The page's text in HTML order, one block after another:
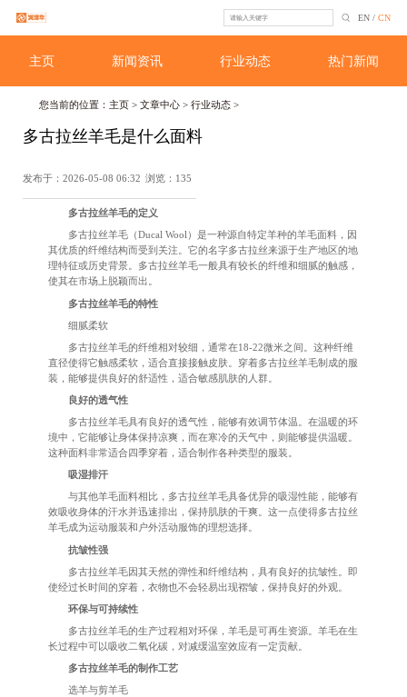
EN /CN
主页 新闻资讯 行业动态 热门新闻
您当前的位置： 主页> 文章中心> 行业动态>
多古拉丝羊毛是什么面料
发布于：2026-05-08 06:32 浏览：135
多古拉丝羊毛的定义
多古拉丝羊毛（Ducal Wool）是一种源自特定羊种的羊毛面料，因
其优质的纤维结构而受到关注。它的名字多古拉丝来源于生产地区的地
理特征或历史背景。多古拉丝羊毛一般具有较长的纤维和细腻的触感，
使其在市场上脱颖而出。
多古拉丝羊毛的特性
细腻柔软
多古拉丝羊毛的纤维相对较细，通常在18-22微米之间。这种纤维
直径使得它触感柔软，适合直接接触皮肤。穿着多古拉丝羊毛制成的服
装，能够提供良好的舒适性，适合敏感肌肤的人群。
良好的透气性
多古拉丝羊毛具有良好的透气性，能够有效调节体温。在温暖的环
境中，它能够让身体保持凉爽，而在寒冷的天气中，则能够提供温暖。
这种面料非常适合四季穿着，适合制作各种类型的服装。
吸湿排汗
与其他羊毛面料相比，多古拉丝羊毛具备优异的吸湿性能，能够有
效吸收身体的汗水并迅速排出，保持肌肤的干爽。这一点使得多古拉丝
羊毛成为运动服装和户外活动服饰的理想选择。
抗皱性强
多古拉丝羊毛因其天然的弹性和纤维结构，具有良好的抗皱性。即
使经过长时间的穿着，衣物也不会轻易出现褶皱，保持良好的外观。
环保与可持续性
多古拉丝羊毛的生产过程相对环保，羊毛是可再生资源。羊毛在生
长过程中可以吸收二氧化碳，对减缓温室效应有一定贡献。
多古拉丝羊毛的制作工艺
选羊与剪羊毛